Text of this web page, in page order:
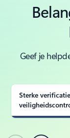
Geef je
Sterke